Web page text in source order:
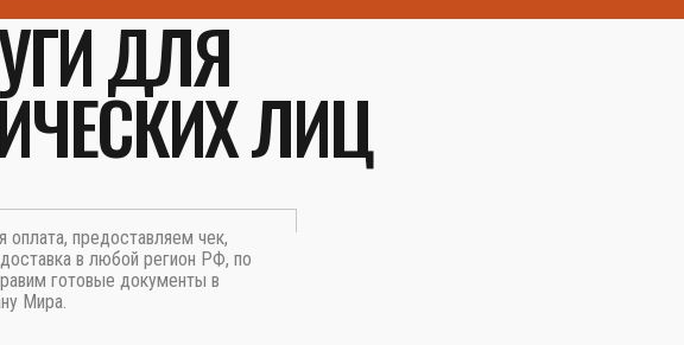
ДЛЯ
ЛИЦ
оплата, предоставляем чек,
в любой регион РФ, по
готовые документы в
Мира.